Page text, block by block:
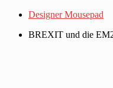
Designer Mousepad
BREXIT und die